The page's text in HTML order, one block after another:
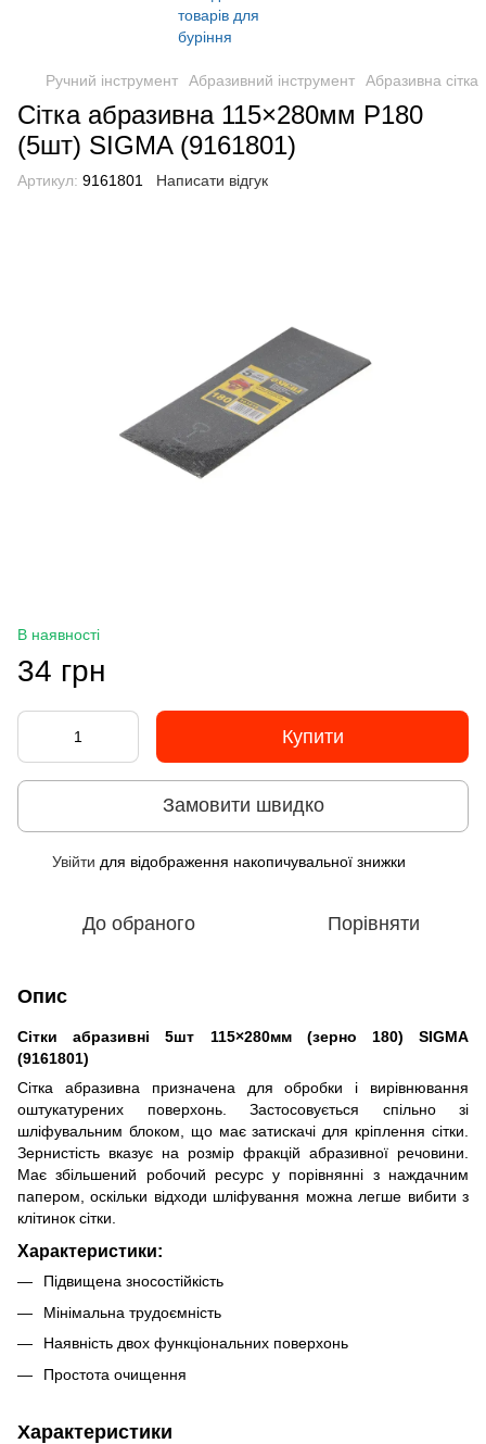
Ручний інструмент Абразивний інструмент Абразивна сітка
Сітка абразивна 115×280мм Р180
(5шт) SIGMA (9161801)
Артикул: 9161801 Написати відгук
В наявності
34 грн
Купити
Замовити швидко
Увійти для відображення накопичувальної знижки
До обраного Порівняти
Опис
Сітки абразивні 5шт 115×280мм (зерно 180) SIGMA
(9161801)
Сітка абразивна призначена для обробки і вирівнювання
оштукатурених поверхонь. Застосовується спільно зі
шліфувальним блоком, що має затискачі для кріплення сітки.
Зернистість вказує на розмір фракцій абразивної речовини.
Має збільшений робочий ресурс у порівнянні з наждачним
папером, оскільки відходи шліфування можна легше вибити з
клітинок сітки.
Характеристики:
Підвищена зносостійкість
Мінімальна трудоємність
Наявність двох функціональних поверхонь
Простота очищення
Характеристики